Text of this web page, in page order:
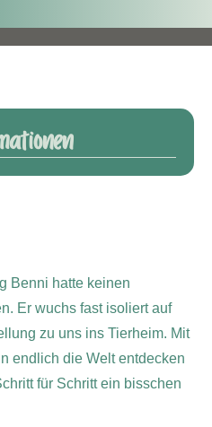
Benni hatte keinen
Er wuchs fast isoliert auf
zu uns ins Tierheim. Mit
endlich die Welt entdecken
für Schritt ein bisschen